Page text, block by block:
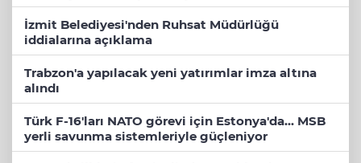
İzmit Belediyesi'nden Ruhsat Müdürlüğü
iddialarına açıklama
Trabzon'a yapılacak yeni yatırımlar imza altına
alındı
Türk F-16'ları NATO görevi için Estonya'da... MSB
yerli savunma sistemleriyle güçleniyor